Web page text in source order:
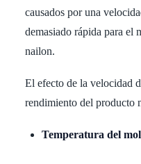
causados por una
demasiado rápida para el
nailon.
El efecto de la velocidad
rendimiento del producto
Temperatura del